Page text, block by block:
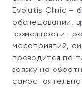
Evolutis Clinic –
обследований,
возможности
мероприятий,
проводится по
заявку на